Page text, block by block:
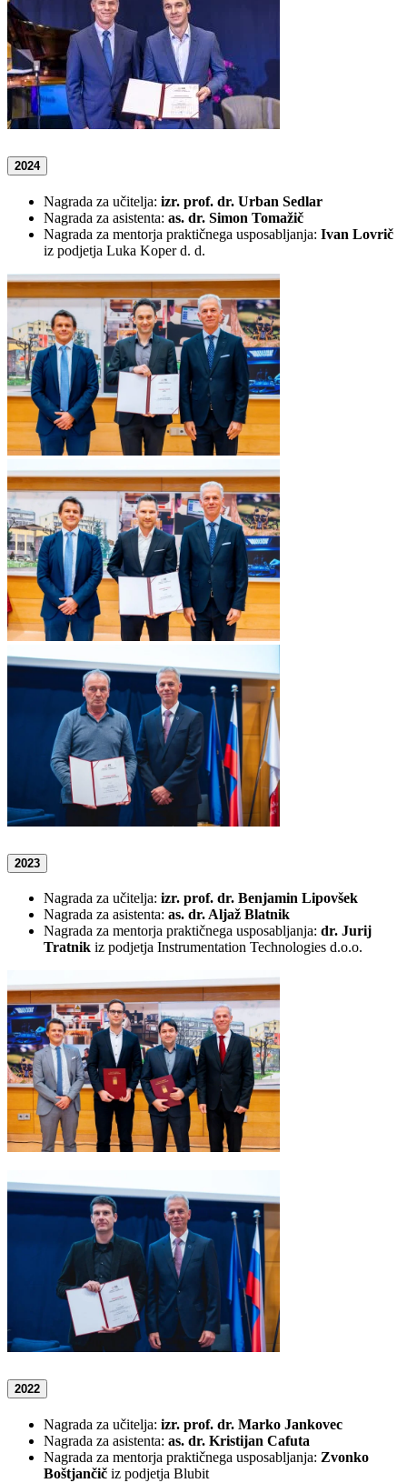
2024
Nagrada za učitelja: izr. prof. dr. Urban Sedlar
Nagrada za asistenta: as. dr. Simon Tomažič
Nagrada za mentorja praktičnega usposabljanja: Ivan Lovrič
iz podjetja Luka Koper d. d.
2023
Nagrada za učitelja: izr. prof. dr. Benjamin Lipovšek
Nagrada za asistenta: as. dr. Aljaž Blatnik
Nagrada za mentorja praktičnega usposabljanja: dr. Jurij
Tratnik iz podjetja Instrumentation Technologies d.o.o.
2022
Nagrada za učitelja: izr. prof. dr. Marko Jankovec
Nagrada za asistenta: as. dr. Kristijan Cafuta
Nagrada za mentorja praktičnega usposabljanja: Zvonko
Boštjančič iz podjetja Blubit